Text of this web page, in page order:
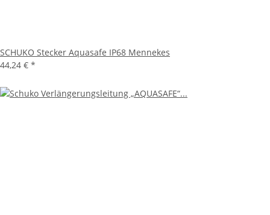
SCHUKO Stecker Aquasafe IP68 Mennekes
44,24 € *